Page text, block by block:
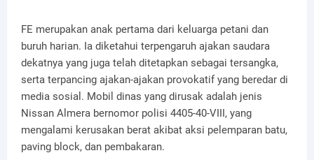
FE merupakan anak pertama dari keluarga petani dan
buruh harian. Ia diketahui terpengaruh ajakan saudara
dekatnya yang juga telah ditetapkan sebagai tersangka,
serta terpancing ajakan-ajakan provokatif yang beredar di
media sosial. Mobil dinas yang dirusak adalah jenis
Nissan Almera bernomor polisi 4405-40-VIII, yang
mengalami kerusakan berat akibat aksi pelemparan batu,
paving block, dan pembakaran.